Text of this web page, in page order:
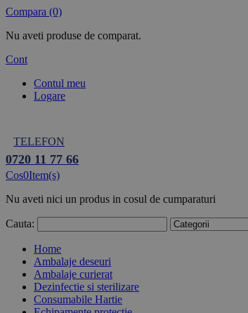
Compara (0)
Nu aveti produse de comparat.
Cont
Contul meu
Logare
TELEFON
0720 11 77 66
Cos0Item(s)
Nu aveti nici un produs in cosul de cumparaturi
Cauta:
Home
Ambalaje deseuri
Ambalaje curierat
Dezinfectie si sterilizare
Consumabile Hartie